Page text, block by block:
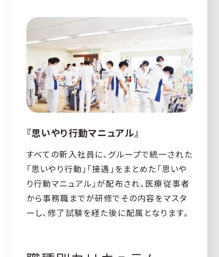
『思いやり行動マニュアル』
すべての新入社員に、グループで統一された
「思いやり行動」「接遇」をまとめた「思いや
り行動マニュアル」が配布され、医療従事者
から事務職までが研修でその内容をマスタ
ーし、修了試験を経た後に配属となります。